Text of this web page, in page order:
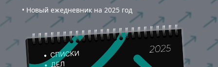
• Новый ежедневник на 2025 год